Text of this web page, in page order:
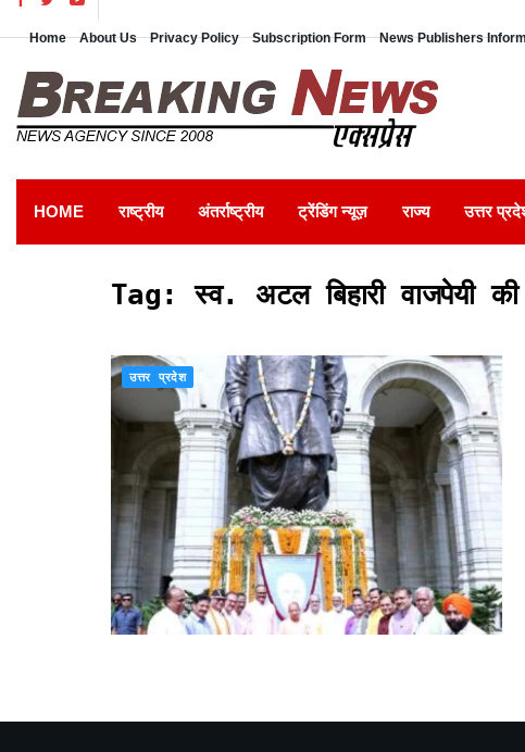
Home About Us Privacy Policy Subscription Form News Publishers
HOME राष्ट्रीय अंतर्राष्ट्रीय ट्रेंडिंग न्यूज़ राज्य उत्तर
Tag:स्व. अटल बिहारी वाजपेयी की
उत्तर प्रदेश